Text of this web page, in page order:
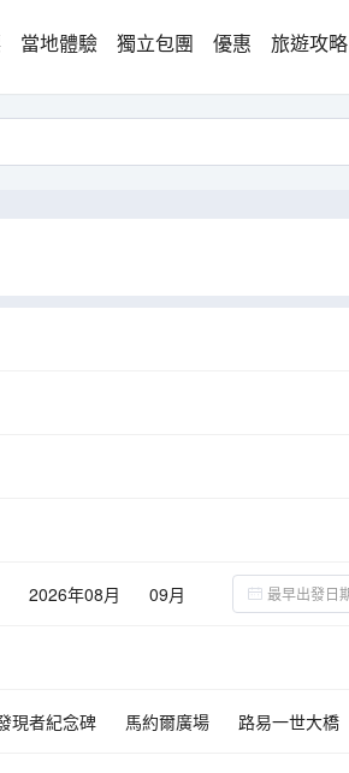
當地體驗 獨立包團 優惠 旅遊攻略
2026年08月
09月
現者紀念碑 馬約爾廣場 路易一世大橋